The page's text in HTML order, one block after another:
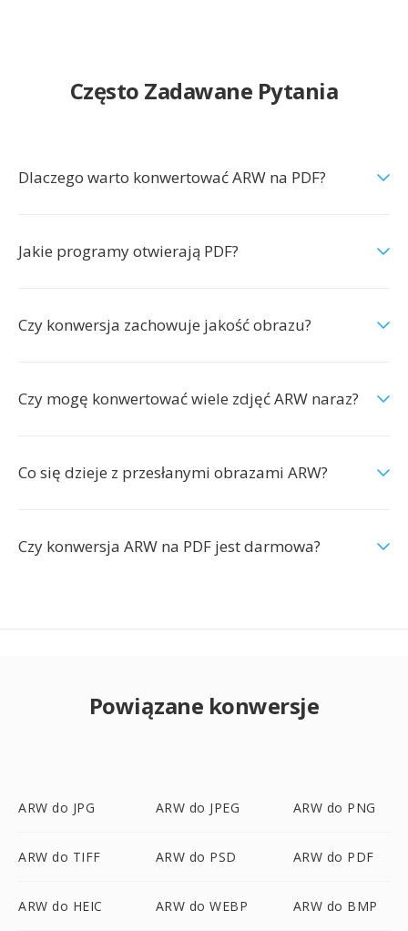
Często Zadawane Pytania
Dlaczego warto konwertować ARW na PDF?
Jakie programy otwierają PDF?
Czy konwersja zachowuje jakość obrazu?
Czy mogę konwertować wiele zdjęć ARW naraz?
Co się dzieje z przesłanymi obrazami ARW?
Czy konwersja ARW na PDF jest darmowa?
Powiązane konwersje
ARW do JPG ARW do JPEG ARW do PNG
ARW do TIFF ARW do PSD ARW do PDF
ARW do HEIC ARW do WEBP ARW do BMP